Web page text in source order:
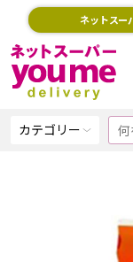
ネットスー
カテゴリー